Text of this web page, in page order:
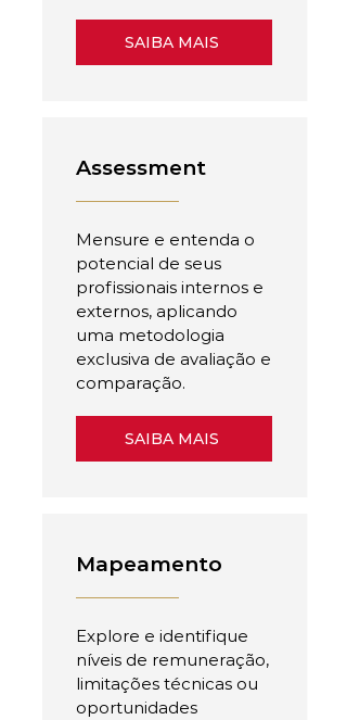
SAIBA MAIS
Assessment
Mensure e entenda o
potencial de seus
profissionais internos e
externos, aplicando
uma metodologia
exclusiva de avaliação e
comparação.
SAIBA MAIS
Mapeamento
Explore e identifique
níveis de remuneração,
limitações técnicas ou
oportunidades